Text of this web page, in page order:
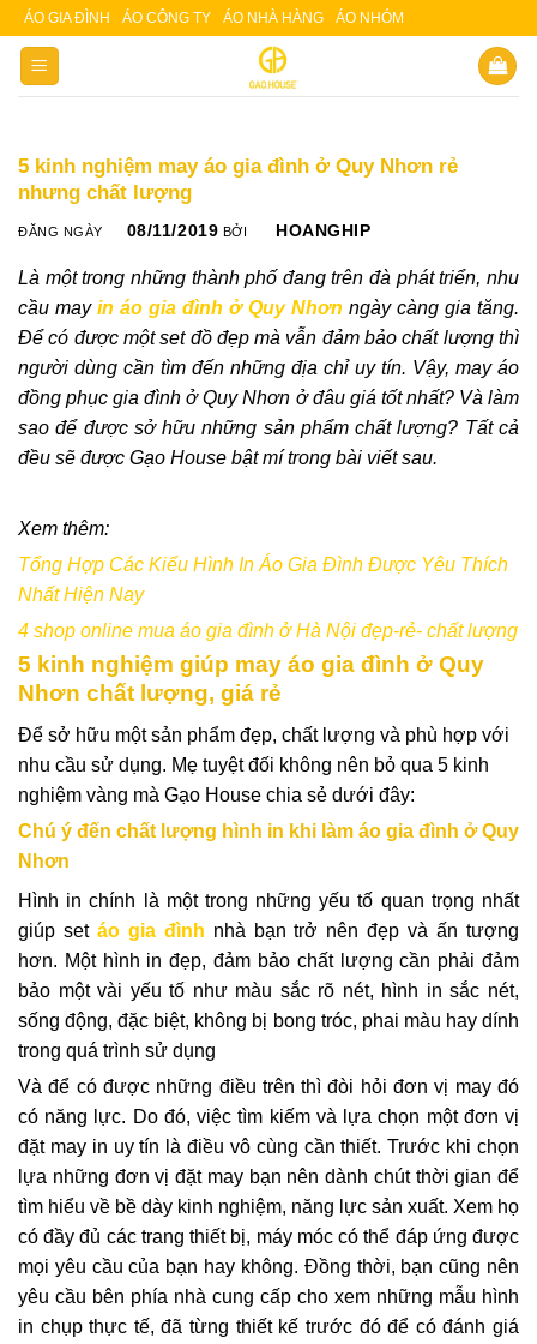
Skip
content
ÁO GIA ĐÌNH ÁO CÔNG TY ÁO NHÀ HÀNG ÁO NHÓM
5 kinh nghiệm may áo gia đình ở Quy Nhơn rẻ
nhưng chất lượng
ĐĂNG NGÀY 08/11/2019 BỞI HOANGHIP
Là một trong những thành phố đang trên đà phát triển, nhu
cầu may in áo gia đình ở Quy Nhơn ngày càng gia tăng.
Để có được một set đồ đẹp mà vẫn đảm bảo chất lượng thì
người dùng cần tìm đến những địa chỉ uy tín. Vậy, may áo
đồng phục gia đình ở Quy Nhơn ở đâu giá tốt nhất? Và làm
sao để được sở hữu những sản phẩm chất lượng? Tất cả
đều sẽ được Gạo House bật mí trong bài viết sau.
Xem thêm:
Tổng Hợp Các Kiểu Hình In Áo Gia Đình Được Yêu Thích
Nhất Hiện Nay
4 shop online mua áo gia đình ở Hà Nội đẹp-rẻ- chất lượng
5 kinh nghiệm giúp may áo gia đình ở Quy
Nhơn chất lượng, giá rẻ
Để sở hữu một sản phẩm đẹp, chất lượng và phù hợp với
nhu cầu sử dụng. Mẹ tuyệt đối không nên bỏ qua 5 kinh
nghiệm vàng mà Gạo House chia sẻ dưới đây:
Chú ý đến chất lượng hình in khi làm áo gia đình ở Quy
Nhơn
Hình in chính là một trong những yếu tố quan trọng nhất
giúp setáo gia đình nhà bạn trở nên đẹp và ấn tượng
hơn. Một hình in đẹp, đảm bảo chất lượng cần phải đảm
bảo một vài yếu tố như màu sắc rõ nét, hình in sắc nét,
sống động, đặc biệt, không bị bong tróc, phai màu hay dính
trong quá trình sử dụng
Và để có được những điều trên thì đòi hỏi đơn vị may đó
có năng lực. Do đó, việc tìm kiếm và lựa chọn một đơn vị
đặt may in uy tín là điều vô cùng cần thiết. Trước khi chọn
lựa những đơn vị đặt may bạn nên dành chút thời gian để
tìm hiểu về bề dày kinh nghiệm, năng lực sản xuất. Xem họ
có đầy đủ các trang thiết bị, máy móc có thể đáp ứng được
mọi yêu cầu của bạn hay không. Đồng thời, bạn cũng nên
yêu cầu bên phía nhà cung cấp cho xem những mẫu hình
in chụp thực tế, đã từng thiết kế trước đó để có đánh giá